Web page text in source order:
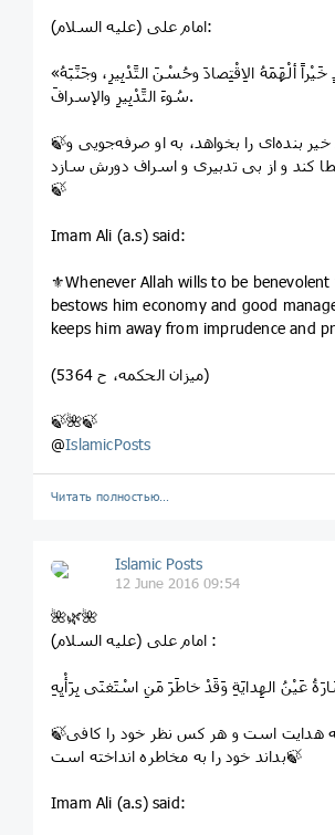
امام على (علیه السلام):
«إذا أرادَ اللهُ بِعَبْدٍ خَیْراً ألْهَمَهُ الاِقْتِصادَ وحُسْنَ التَّدْبِیرِ، وجَنَّبَهُ
سُوءَ التَّدْبِیرِ والإسرافَ.
🍃هر گاه خداوند خیر بنده‌ای را بخواهد، به او صرفه‌جویی و
کند و از بی‌ ‌تدبیری و اسراف دورش سازد.»
🍃
Imam Ali (a.s) said:
⚜Whenever Allah wills to be benevolent
bestows him economy and good
keeps him away from imprudence and
(میزان الحکمه، ح 5364)
🍃🌺🍃
@IslamicPosts
Читать полностью…
Islamic Posts
12 June 2016 09:54
🌺🌿🌺
امام علی (علیه‌ السلام) :
عَیْنُ الهِدایَةِ وَقَدْ خاطَرَ مَنِ اسْتَغنَى بِرَأْیِهِ‏
🍃مشورت چشمه هدایت است و هر کس نظر خود را کافی
بداند خود را به مخاطره انداخته است🍃
Imam Ali (a.s) said: